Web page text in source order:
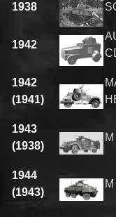
1938
1942
1942
(1941)
1943
(1938)
1944
(1943)